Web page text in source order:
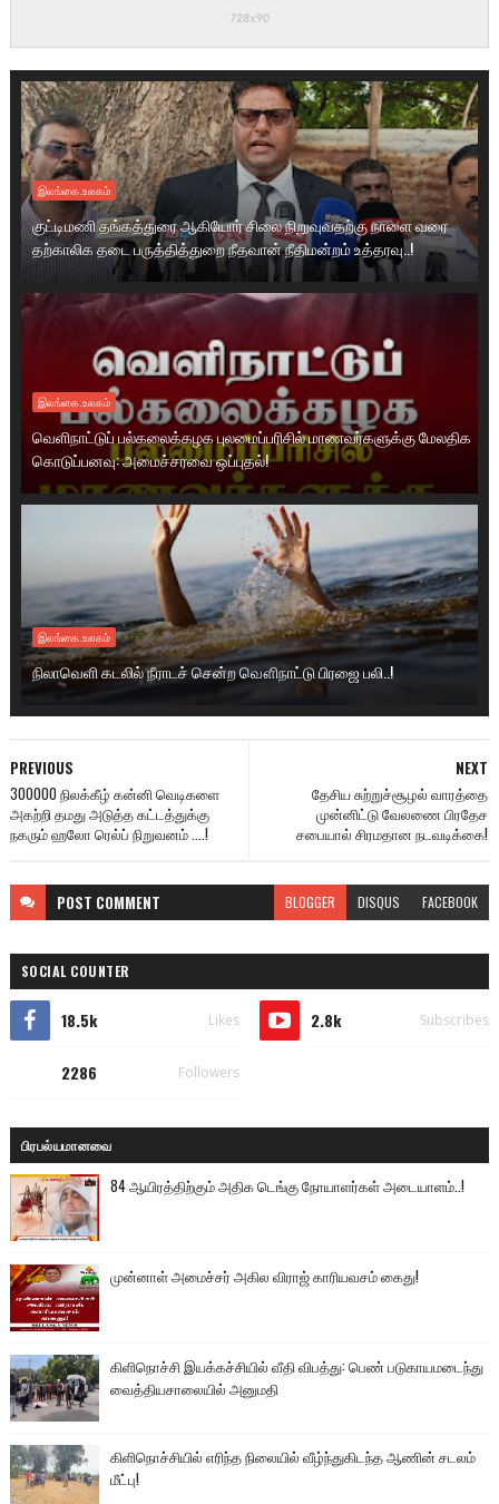
இலங்கை.உலகம்
குட்டிமணி தங்கத்துரை ஆகியோர் சிலை நிறுவுவதற்கு நாளை வரை
தற்காலிக தடை பருத்தித்துறை நீதவான் நீதிமன்றம் உத்தரவு..!
இலங்கை.உலகம்
வெளிநாட்டுப் பல்கலைக்கழக புலமைப்பரிசில் மாணவர்களுக்கு மேலதிக
கொடுப்பனவு: அமைச்சரவை ஒப்புதல்!
இலங்கை.உலகம்
நிலாவெளி கடலில் நீராடச் சென்ற வௌிநாட்டு பிரஜை பலி..!
NEXT
தேசிய சுற்றுச்சூழல் வாரத்தை
முன்னிட்டு வேலணை பிரதேச
சபையால் சிரமதான நடவடிக்கை!
PREVIOUS
300000 நிலக்கீழ் கன்னி வெடிகளை
அகற்றி தமது அடுத்த கட்டத்துக்கு
நகரும் ஹலோ ரெல்ப் நிறுவனம் ....!
POST COMMENT BLOGGER DISQUS FACEBOOK
SOCIAL COUNTER
18.5k Likes 2.8k Subscribes
2286 Followers
பிரபல்யமானவை
84 ஆயிரத்திற்கும் அதிக டெங்கு நோயாளர்கள் அடையாளம்..!
முன்னாள் அமைச்சர் அகில விராஜ் காரியவசம் கைது!
கிளிநொச்சி இயக்கச்சியில் வீதி விபத்து: பெண் படுகாயமடைந்து
வைத்தியசாலையில் அனுமதி
கிளிநொச்சியில் எரிந்த நிலையில் வீழ்ந்துகிடந்த ஆணின் சடலம்
மீட்பு!